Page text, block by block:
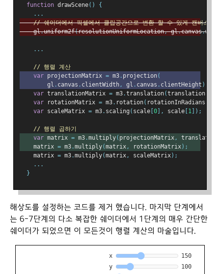
function drawScene()
{
...
// 쉐이더에서 픽셀에서 클립공간으로 변환 할 수 있게 캔버스 해
    gl
.uniform2f(resolutionUniformLocation, gl.canvas.
...
// 행렬 계산
var projectionMatrix = m3 . projection(
        gl
. canvas . clientWidth, gl . canvas . clientHeight );
var translationMatrix = m3.translation(translation
var rotationMatrix = m3. rotation( rotationInRadians
var scaleMatrix = m3. scaling ( scale 0 ], scale 1 ]);
// 행렬 곱하기
var matrix = m3 .multiply( projectionMatrix,
    matrix
= m3 .multiply(matrix, rotationMatrix);
    matrix
= m3.multiply(matrix, scaleMatrix);
...
}
해상도를 설정하는 코드를 제거 했습니다. 마지막 단계에서
는 6-7단계의 다소 복잡한 쉐이더에서 1단계의 매우 간단한
쉐이더가 되었으면 이 모든것이 행렬 계산의 마술입니다.